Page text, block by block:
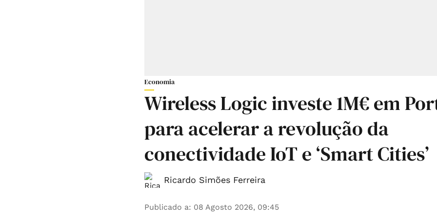
Economia
Wireless Logic investe 1M€ em
para acelerar a revolução da
conectividade IoT e ‘Smart Cities’
Ricardo Simões Ferreira
Publicado a: 08 Agosto 2026, 09:45